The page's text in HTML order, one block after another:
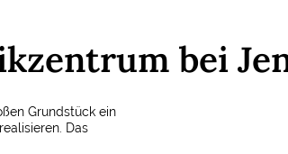
bei
Grundstück ein
Das